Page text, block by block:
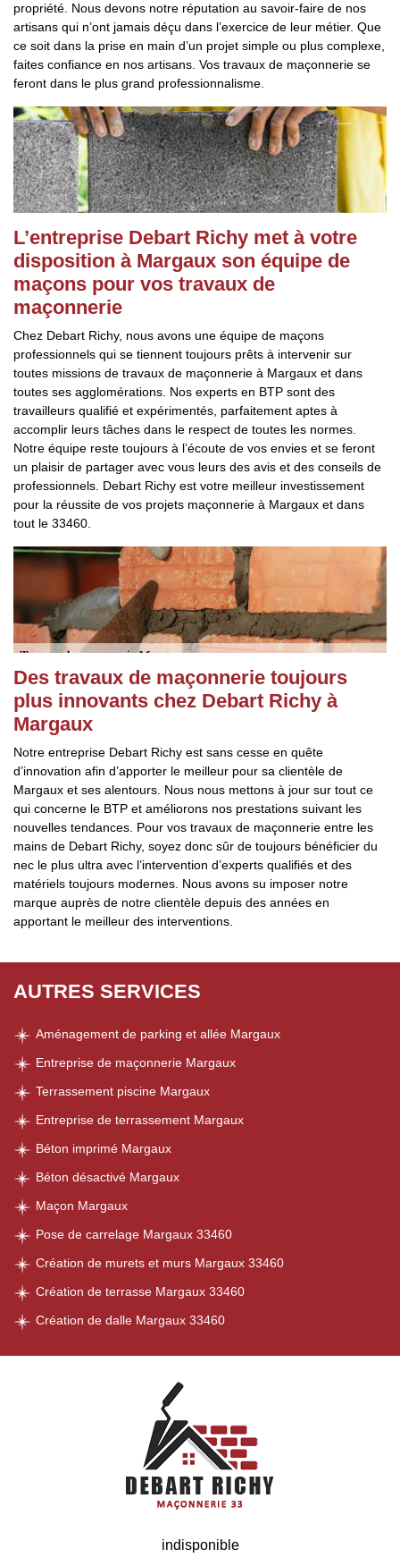
propriété. Nous devons notre réputation au savoir-faire de nos
artisans qui n’ont jamais déçu dans l’exercice de leur métier. Que
ce soit dans la prise en main d’un projet simple ou plus complexe,
faites confiance en nos artisans. Vos travaux de maçonnerie se
feront dans le plus grand professionnalisme.
L’entreprise Debart Richy met à votre
disposition à Margaux son équipe de
maçons pour vos travaux de
maçonnerie
Chez Debart Richy, nous avons une équipe de maçons
professionnels qui se tiennent toujours prêts à intervenir sur
toutes missions de travaux de maçonnerie à Margaux et dans
toutes ses agglomérations. Nos experts en BTP sont des
travailleurs qualifié et expérimentés, parfaitement aptes à
accomplir leurs tâches dans le respect de toutes les normes.
Notre équipe reste toujours à l’écoute de vos envies et se feront
un plaisir de partager avec vous leurs des avis et des conseils de
professionnels. Debart Richy est votre meilleur investissement
pour la réussite de vos projets maçonnerie à Margaux et dans
tout le 33460.
Des travaux de maçonnerie toujours
plus innovants chez Debart Richy à
Margaux
Notre entreprise Debart Richy est sans cesse en quête
d’innovation afin d’apporter le meilleur pour sa clientèle de
Margaux et ses alentours. Nous nous mettons à jour sur tout ce
qui concerne le BTP et améliorons nos prestations suivant les
nouvelles tendances. Pour vos travaux de maçonnerie entre les
mains de Debart Richy, soyez donc sûr de toujours bénéficier du
nec le plus ultra avec l’intervention d’experts qualifiés et des
matériels toujours modernes. Nous avons su imposer notre
marque auprès de notre clientèle depuis des années en
apportant le meilleur des interventions.
AUTRES SERVICES
Aménagement de parking et allée Margaux
Entreprise de maçonnerie Margaux
Terrassement piscine Margaux
Entreprise de terrassement Margaux
Béton imprimé Margaux
Béton désactivé Margaux
Maçon Margaux
Pose de carrelage Margaux 33460
Création de murets et murs Margaux 33460
Création de terrasse Margaux 33460
Création de dalle Margaux 33460
indisponible